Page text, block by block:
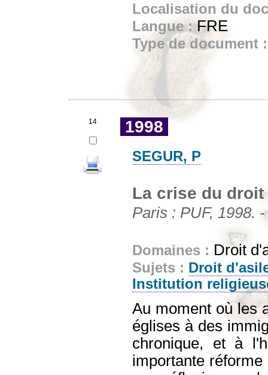
Localisation du
Langue :FRE
Type de document
14 1998
SEGUR, P
La crise du
Paris : PUF, 1998.
Domaines : Droit
Sujets : Droit
Institution
Au moment où les
églises à des
chronique, et à
importante